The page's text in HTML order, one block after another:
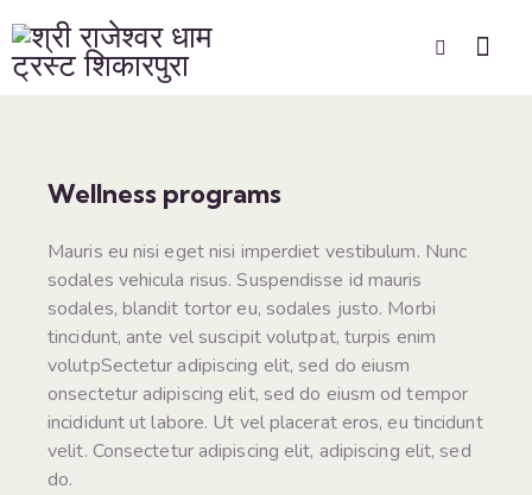
Wellness programs
Mauris eu nisi eget nisi imperdiet vestibulum. Nunc
sodales vehicula risus. Suspendisse id mauris
sodales, blandit tortor eu, sodales justo. Morbi
tincidunt, ante vel suscipit volutpat, turpis enim
volutpSectetur adipiscing elit, sed do eiusm
onsectetur adipiscing elit, sed do eiusm od tempor
incididunt ut labore. Ut vel placerat eros, eu tincidunt
velit. Consectetur adipiscing elit, adipiscing elit, sed
do.